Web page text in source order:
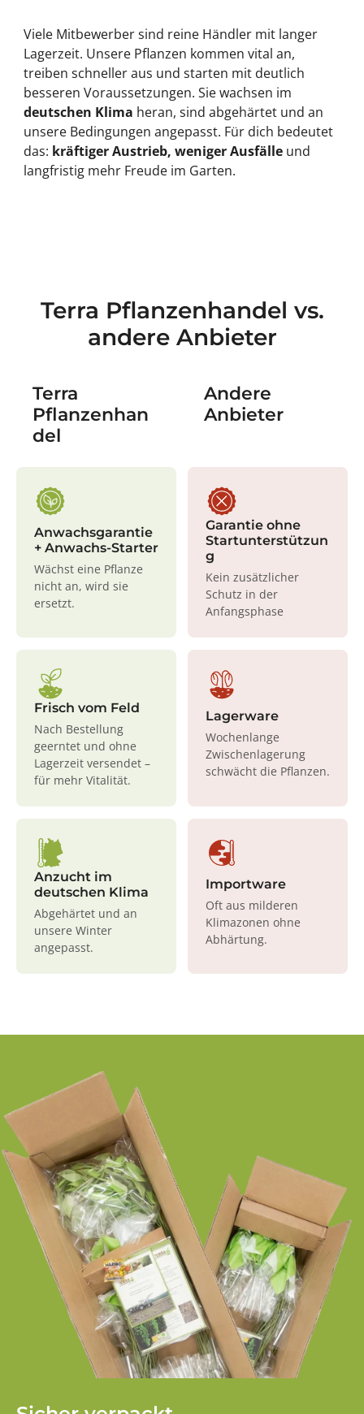
Viele Mitbewerber sind reine Händler mit langer
Lagerzeit. Unsere Pflanzen kommen vital an,
treiben schneller aus und starten mit deutlich
besseren Voraussetzungen. Sie wachsen im
deutschen Klima heran, sind abgehärtet und an
unsere Bedingungen angepasst. Für dich bedeutet
das: kräftiger Austrieb, weniger Ausfälle und
langfristig mehr Freude im Garten.
Terra Pflanzenhandel vs.
andere Anbieter
Terra
Pflanzenhan
del
Andere
Anbieter
Anwachsgarantie
+ Anwachs-Starter
Wächst eine Pflanze
nicht an, wird sie
ersetzt.
Garantie ohne
Startunterstützun
g
Kein zusätzlicher
Schutz in der
Anfangsphase
Frisch vom Feld
Nach Bestellung
geerntet und ohne
Lagerzeit versendet –
für mehr Vitalität.
Lagerware
Wochenlange
Zwischenlagerung
schwächt die Pflanzen.
Anzucht im
deutschen Klima
Abgehärtet und an
unsere Winter
angepasst.
Importware
Oft aus milderen
Klimazonen ohne
Abhärtung.